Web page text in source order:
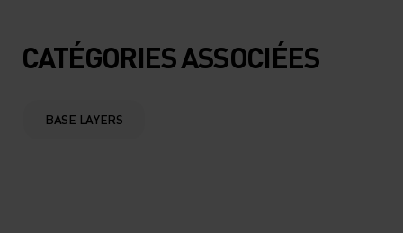
5°
0°
5°
CATÉGORIES ASSOCIÉES
BASE LAYERS